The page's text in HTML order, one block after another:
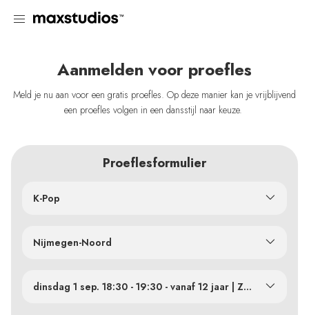
Aanmelden voor proefles
Meld je nu aan voor een gratis proefles. Op deze manier kan je vrijblijvend
een proefles volgen in een dansstijl naar keuze.
Proeflesformulier
K-Pop
Nijmegen-Noord
dinsdag 1 sep. 18:30 - 19:30 - vanaf 12 jaar | Zaal 2